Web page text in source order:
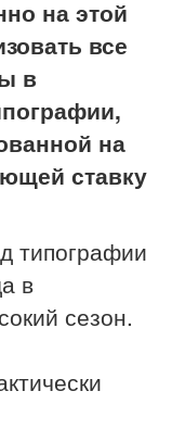
на этой
все
в
на
ставку
типографии
в
сезон.